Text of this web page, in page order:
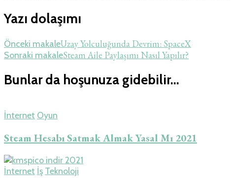
Yazı dolaşımı
Önceki makaleUzay Yolculuğunda Devrim: SpaceX
Sonraki makaleSteam Aile Paylaşımı Nasıl Yapılır?
Bunlar da hoşunuza gidebilir...
İnternet Oyun
Steam Hesabı Satmak Almak Yasal Mı 2021
İnternet İş Teknoloji